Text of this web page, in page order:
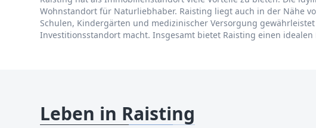
Wohnstandort für Naturliebhaber. Raisting liegt auch in der Nähe
Schulen, Kindergärten und medizinischer Versorgung
Investitionsstandort macht. Insgesamt bietet Raisting einen
Leben in Raisting